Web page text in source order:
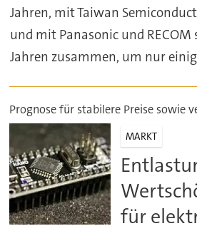
Jahren, mit Taiwan
und mit Panasonic und RECOM
Jahren zusammen, um nur
Prognose für stabilere Preise sowie
MARKT
für